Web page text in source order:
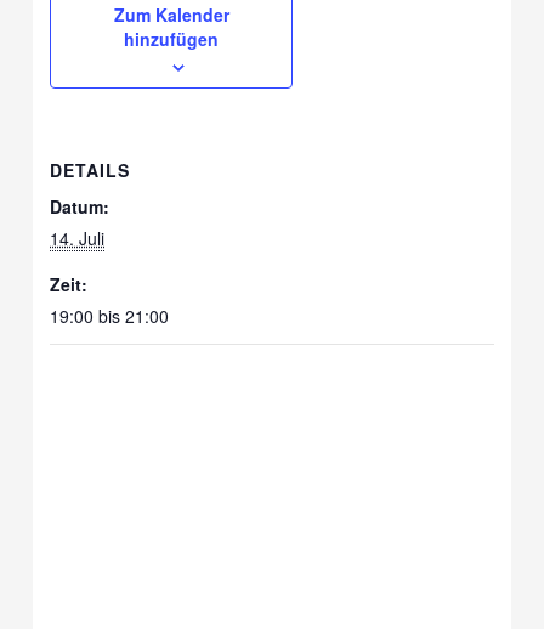
Zum Kalender
hinzufügen
DETAILS
Datum:
14. Juli
Zeit:
19:00 bis 21:00